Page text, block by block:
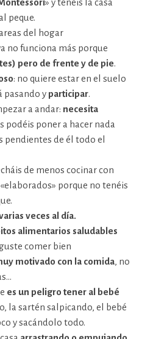
» y tenéis la casa
peque.
del hogar
no funciona más porque
pero de frente y de pie.
: no quiere estar en el suelo
pasando y participar.
a andar: necesita
podéis poner a hacer nada
pendientes de él todo el
de menos cocinar con
porque no tenéis
veces al día.
alimentarios saludables
comer bien
motivado con la comida, no
es un peligro tener al bebé
la sartén salpicando, el bebé
y sacándolo todo.